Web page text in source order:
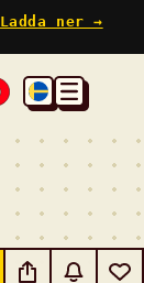
Ladda ner →